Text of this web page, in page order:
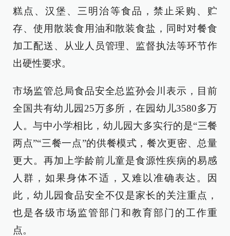
糕点、汉堡、三明治等食品，禁止采购、贮
存、使用散装食用油和散装食盐，同时对餐食
加工配送、从业人员管理、监督执法等环节作
出硬性要求。
市场监管总局食品安全总监孙会川表示，目前
全国共有幼儿园25万多所，在园幼儿3580多万
人。与中小学相比，幼儿园大多实行的是“三餐
两点”“三餐一点”的供餐模式，餐次更密、总量
更大。再加上学龄前儿童是食源性疾病的易感
人群，如果身体不适，又难以准确表达。因
此，幼儿园食品安全不仅是家长的关注重点，
也是各级市场监管部门和教育部门的工作重
点。